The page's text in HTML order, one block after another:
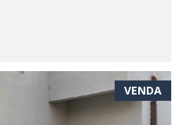
VENDA